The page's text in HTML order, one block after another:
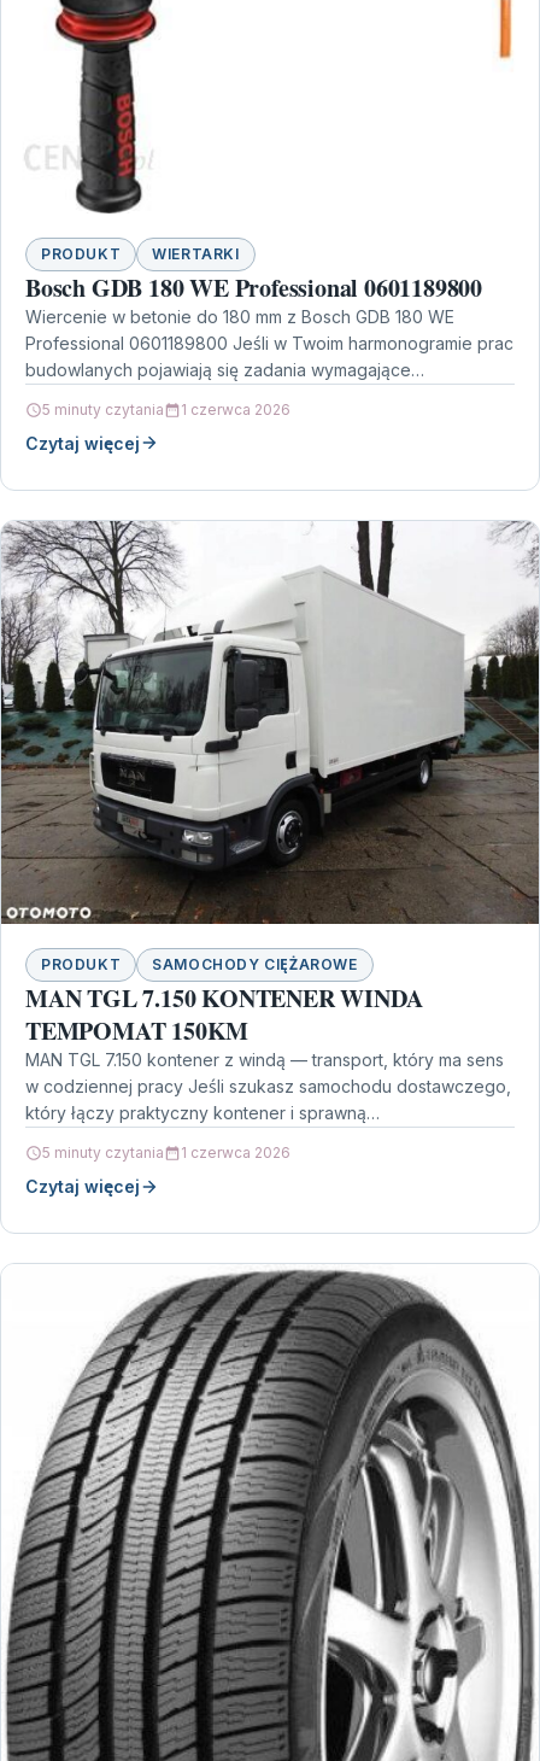
PRODUKT WIERTARKI
Bosch GDB 180 WE Professional 0601189800
Wiercenie w betonie do 180 mm z Bosch GDB 180 WE
Professional 0601189800 Jeśli w Twoim harmonogramie prac
budowlanych pojawiają się zadania wymagające
5 minuty czytania 1 czerwca 2026
Czytaj więcej
PRODUKT SAMOCHODY CIĘŻAROWE
MAN TGL 7.150 KONTENER WINDA
TEMPOMAT 150KM
MAN TGL 7.150 kontener z windą — transport, który ma sens
w codziennej pracy Jeśli szukasz samochodu dostawczego,
który łączy praktyczny kontener i sprawną…
5 minuty czytania 1 czerwca 2026
Czytaj więcej